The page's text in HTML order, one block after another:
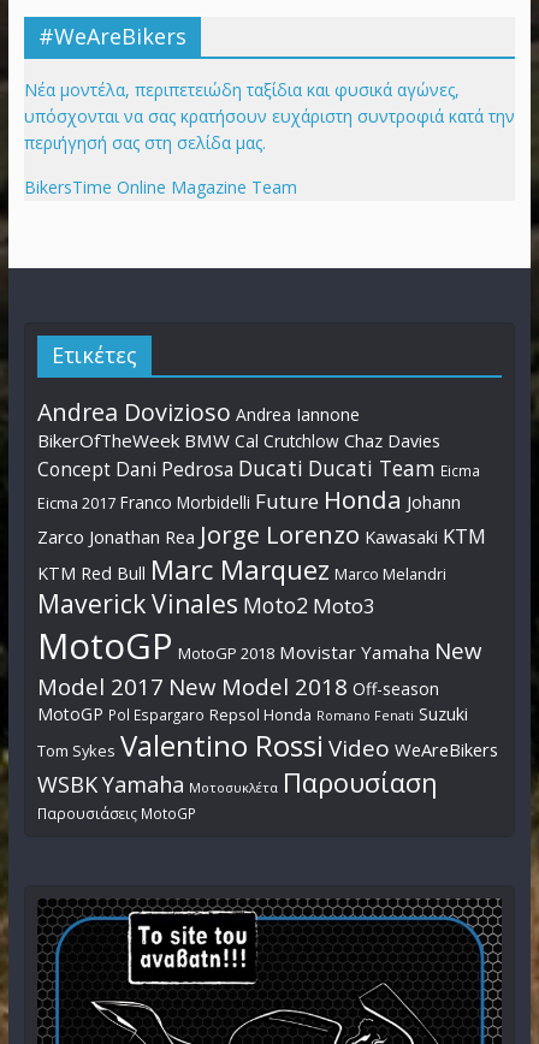
#WeAreBikers
Νέα μοντέλα, περιπετειώδη ταξίδια και φυσικά αγώνες,
υπόσχονται να σας κρατήσουν ευχάριστη συντροφιά κατά την
περιήγησή σας στη σελίδα μας.
BikersTime Online Magazine Team
Ετικέτες
Andrea Dovizioso Andrea Iannone
BikerOfTheWeek BMW Cal Crutchlow Chaz Davies
Concept Dani Pedrosa Ducati Ducati Team Eicma
Eicma 2017 Franco Morbidelli Future Honda Johann
Zarco Jonathan Rea Jorge Lorenzo Kawasaki KTM
KTM Red Bull Marc Marquez Marco Melandri
Maverick Vinales Moto2 Moto3
MotoGP MotoGP 2018 Movistar Yamaha New
Model 2017 New Model 2018 Off-season
MotoGP Pol Espargaro Repsol Honda Romano Fenati Suzuki
Tom Sykes Valentino Rossi Video WeAreBikers
WSBKYamaha Μοτοσυκλέτα Παρουσίαση
Παρουσιάσεις MotoGP